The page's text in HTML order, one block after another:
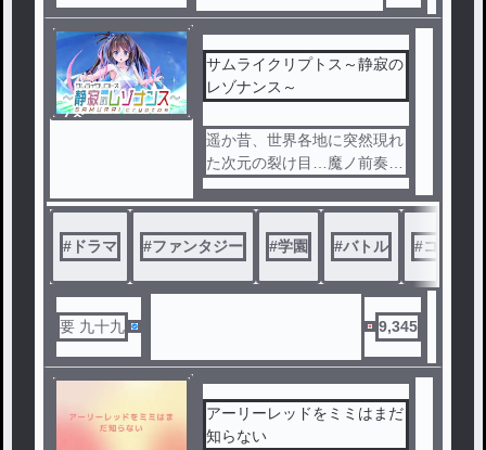
から読んでみて下さい🙇
ノベ
サムライクリプトス～静寂の
レゾナンス～
遥か昔、世界各地に突然現れ
た次元の裂け目…魔ノ前奏曲
（プレリュード）と名付けら
れたそこから現れたのは人外
の化物だった。
その化物、不協和音ノ獣（デ
ィソナンス）を倒さなければ
裂け目は広がり続け、触れた
者を異次元へと消滅させる。
そんな不協和音ノ獣を倒せる
のは神子（コンポーザー）と
者達だけだった。
神子達は人々を守る為、異次
# ドラマ #ファンタジー #学園 #バトル #コメディ
要 九十九 9,345
アーリーレッドをミミはまだ
知らない